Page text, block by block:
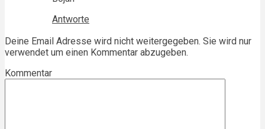
Antworte
Deine Email Adresse wird nicht weitergegeben. Sie wird nur
verwendet um einen Kommentar abzugeben.
Kommentar